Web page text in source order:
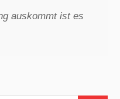
auskommt ist es